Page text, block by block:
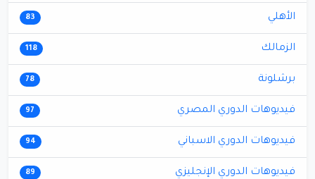
الأهلي 83
الزمالك 118
برشلونة 78
فيديوهات الدوري المصري 97
فيديوهات الدوري الاسباني 94
فيديوهات الدوري الإنجليزي 89